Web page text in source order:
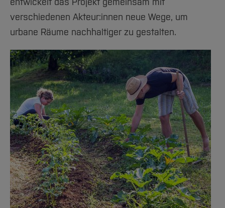
verschiedenen Akteur:innen neue Wege, um
urbane Räume nachhaltiger zu gestalten.